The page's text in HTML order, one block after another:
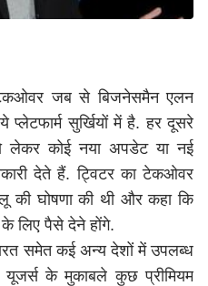
जब से बिजनेसमैन एलन
सुर्खियों में है. हर दूसरे
लेकर कोई नया अपडेट या नई
देते हैं. ट्विटर का टेकओवर
की घोषणा की थी और कहा कि
लिए पैसे देने होंगे.
समेत कई अन्य देशों में उपलब्ध
के मुकाबले कुछ प्रीमियम